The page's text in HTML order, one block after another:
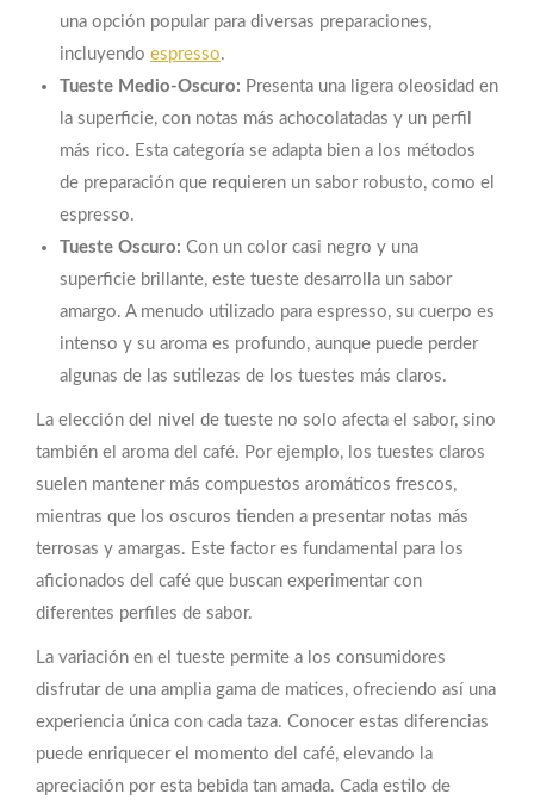
una opción popular para diversas preparaciones,
incluyendo espresso.
Tueste Medio-Oscuro: Presenta una ligera oleosidad en
la superficie, con notas más achocolatadas y un perfil
más rico. Esta categoría se adapta bien a los métodos
de preparación que requieren un sabor robusto, como el
espresso.
Tueste Oscuro: Con un color casi negro y una
superficie brillante, este tueste desarrolla un sabor
amargo. A menudo utilizado para espresso, su cuerpo es
intenso y su aroma es profundo, aunque puede perder
algunas de las sutilezas de los tuestes más claros.
La elección del nivel de tueste no solo afecta el sabor, sino
también el aroma del café. Por ejemplo, los tuestes claros
suelen mantener más compuestos aromáticos frescos,
mientras que los oscuros tienden a presentar notas más
terrosas y amargas. Este factor es fundamental para los
aficionados del café que buscan experimentar con
diferentes perfiles de sabor.
La variación en el tueste permite a los consumidores
disfrutar de una amplia gama de matices, ofreciendo así una
experiencia única con cada taza. Conocer estas diferencias
puede enriquecer el momento del café, elevando la
apreciación por esta bebida tan amada. Cada estilo de